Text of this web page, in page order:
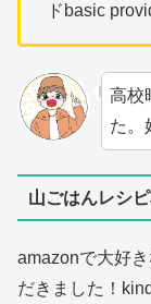
ドbasic
高校
た。
山ごはんレシ
amazonで大好
だきました！